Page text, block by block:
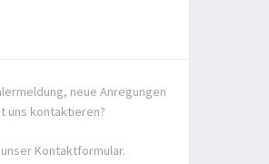
neue Anregungen
uns kontaktieren?
Kontaktformular.